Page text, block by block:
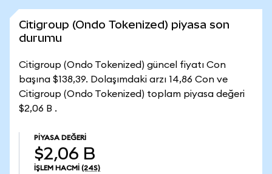
Citigroup (Ondo Tokenized) piyasa son
durumu
Citigroup (Ondo Tokenized) güncel fiyatı Con
başına $138,39. Dolaşımdaki arzı 14,86 Con ve
Citigroup (Ondo Tokenized) toplam piyasa değeri
$2,06 B .
PIYASA DEĞERI
$2,06 B
İŞLEM HACMI (24S)